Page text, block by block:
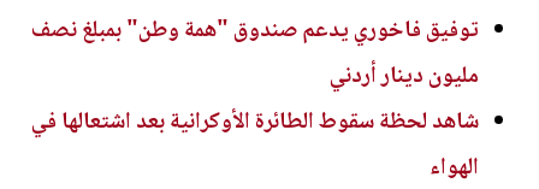
توفيق فاخوري يدعم صندوق "همة وطن" بمبلغ نصف
مليون دينار أردني
شاهد لحظة سقوط الطائرة الأوكرانية بعد اشتعالها في
الهواء